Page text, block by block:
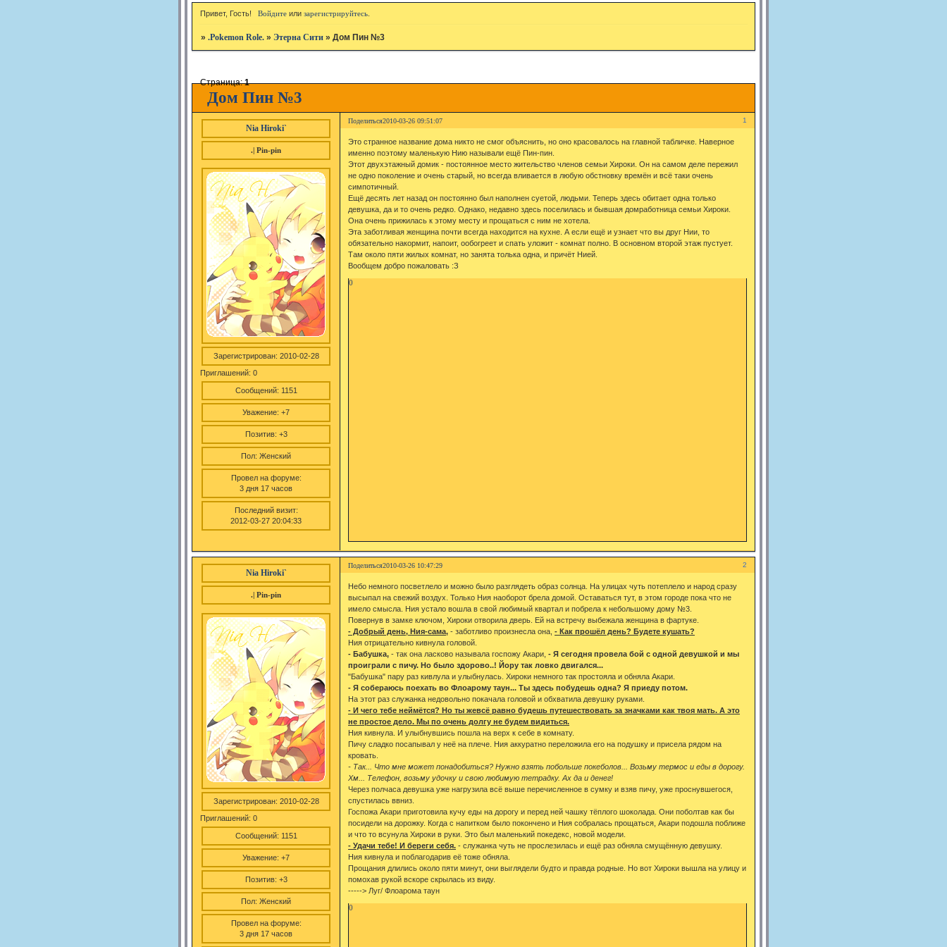
Привет, Гость! Войдитеили зарегистрируйтесь.
».Pokemon Role. »Этерна Сити »Дом Пин №3
Дом Пин №3
Страница:1
Поделиться 1
2010-03-26 09:51:07
Nia Hiroki`
.| Pin-pin
Зарегистрирован: 2010-02-28
Приглашений: 0
Сообщений: 1151
Уважение: +7
Позитив: +3
Пол: Женский
Провел на форуме:
3 дня 17 часов
Последний визит:
2012-03-27 20:04:33
Это странное название дома никто не смог объяснить, но оно красовалось на главной табличке. Наверное
именно поэтому маленькую Нию называли ещё Пин-пин.
Этот двухэтажный домик - постоянное место жительство членов семьи Хироки. Он на самом деле пережил
не одно поколение и очень старый, но всегда вливается в любую обстновку времён и всё таки очень
симпотичный.
Ещё десять лет назад он постоянно был наполнен суетой, людьми. Теперь здесь обитает одна только
девушка, да и то очень редко. Однако, недавно здесь поселилась и бывшая домработница семьи Хироки.
Она очень прижилась к этому месту и прощаться с ним не хотела.
Эта заботливая женщина почти всегда находится на кухне. А если ещё и узнает что вы друг Нии, то
обязательно накормит, напоит, ообогреет и спать уложит - комнат полно. В основном второй этаж пустует.
Там около пяти жилых комнат, но занята толька одна, и причёт Нией.
Вообщем добро пожаловать :З
0
Поделиться 2
2010-03-26 10:47:29
Nia Hiroki`
.| Pin-pin
Зарегистрирован: 2010-02-28
Приглашений: 0
Сообщений: 1151
Уважение: +7
Позитив: +3
Пол: Женский
Провел на форуме:
3 дня 17 часов
Небо немного посветлело и можно было разглядеть образ солнца. На улицах чуть потеплело и народ сразу
высыпал на свежий воздух. Только Ния наоборот брела домой. Оставаться тут, в этом городе пока что не
имело смысла. Ния устало вошла в свой любимый квартал и побрела к небольшому дому №3.
Повернув в замке ключом, Хироки отворила дверь. Ей на встречу выбежала женщина в фартуке.
- Добрый день, Ния-сама, - заботливо произнесла она,- Как прошёл день? Будете кушать?
Ния отрицательно кивнула головой.
- Бабушка,- так она ласково называла госпожу Акари,- Я сегодня провела бой с одной девушкой и мы
проиграли с пичу. Но было здорово..! Йору так ловко двигался...
"Бабушка" пару раз кивлула и улыбнулась. Хироки немного так простояла и обняла Акари.
- Я собераюсь поехать во Флоарому таун... Ты здесь побудешь одна? Я приеду потом.
На этот раз служанка недовольно покачала головой и обхватила девушку руками.
- И чего тебе неймётся? Но ты жевсё равно будешь путешествовать за значками как твоя мать. А это
не простое дело. Мы по очень долгу не будем видиться.
Ния кивнула. И улыбнувшись пошла на верх к себе в комнату.
Пичу сладко посапывал у неё на плече. Ния аккуратно переложила его на подушку и присела рядом на
кровать.
- Так... Что мне может понадобиться? Нужно взять побольше покеболов... Возьму термос и еды в дорогу.
Хм... Телефон, возьму удочку и свою любимую тетрадку. Ах да и денег!
Через полчаса девушка уже нагрузила всё выше перечисленное в сумку и взяв пичу, уже проснувшегося,
спустилась ввниз.
Госпожа Акари приготовила кучу еды на дорогу и перед ней чашку тёплого шоколада. Они поболтав как бы
посидели на дорожку. Когда с напитком было покончено и Ния собралась прощаться, Акари подошла поближе
и что то всунула Хироки в руки. Это был маленький покедекс, новой модели.
- Удачи тебе! И береги себя. - служанка чуть не прослезилась и ещё раз обняла смущённую девушку.
Ния кивнула и поблагодарив её тоже обняла.
Прощания длились около пяти минут, они выглядели будто и правда родные. Но вот Хироки вышла на улицу и
помохав рукой вскоре скрылась из виду.
-----> Луг/ Флоарома таун
0